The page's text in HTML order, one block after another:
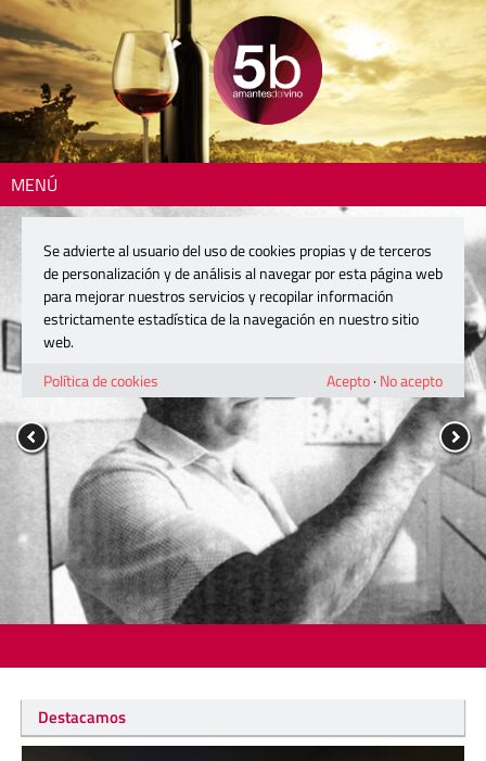
MENÚ
Destacamos
Se advierte al usuario del uso de cookies propias y de terceros
de personalización y de análisis al navegar por esta página web
para mejorar nuestros servicios y recopilar información
estrictamente estadística de la navegación en nuestro sitio
web.
Política de cookies
Acepto· No acepto